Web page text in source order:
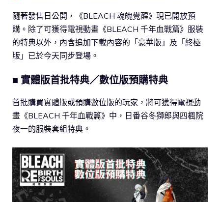
隨著發售日公開，《BLEACH 魂魄覺醒》現已開放預
購。除了可獲得電視動畫《BLEACH 千年血戰篇》服裝
的特典以外，內含追加下載內容的「豪華版」及「終極
版」已於今天同步登場。
■ 實體版首批特典／數位版預購特典
首批購買實體版或預購數位版的玩家，將可獲得電視動
畫《BLEACH 千年血戰篇》中，日番谷冬獅郎與四楓院
夜一的服裝套組特典。